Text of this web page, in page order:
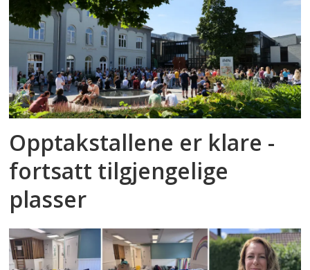
Opptakstallene er klare -
fortsatt tilgjengelige
plasser